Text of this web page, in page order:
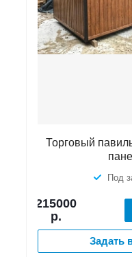
Торговый
Под
215000
р.
Задать